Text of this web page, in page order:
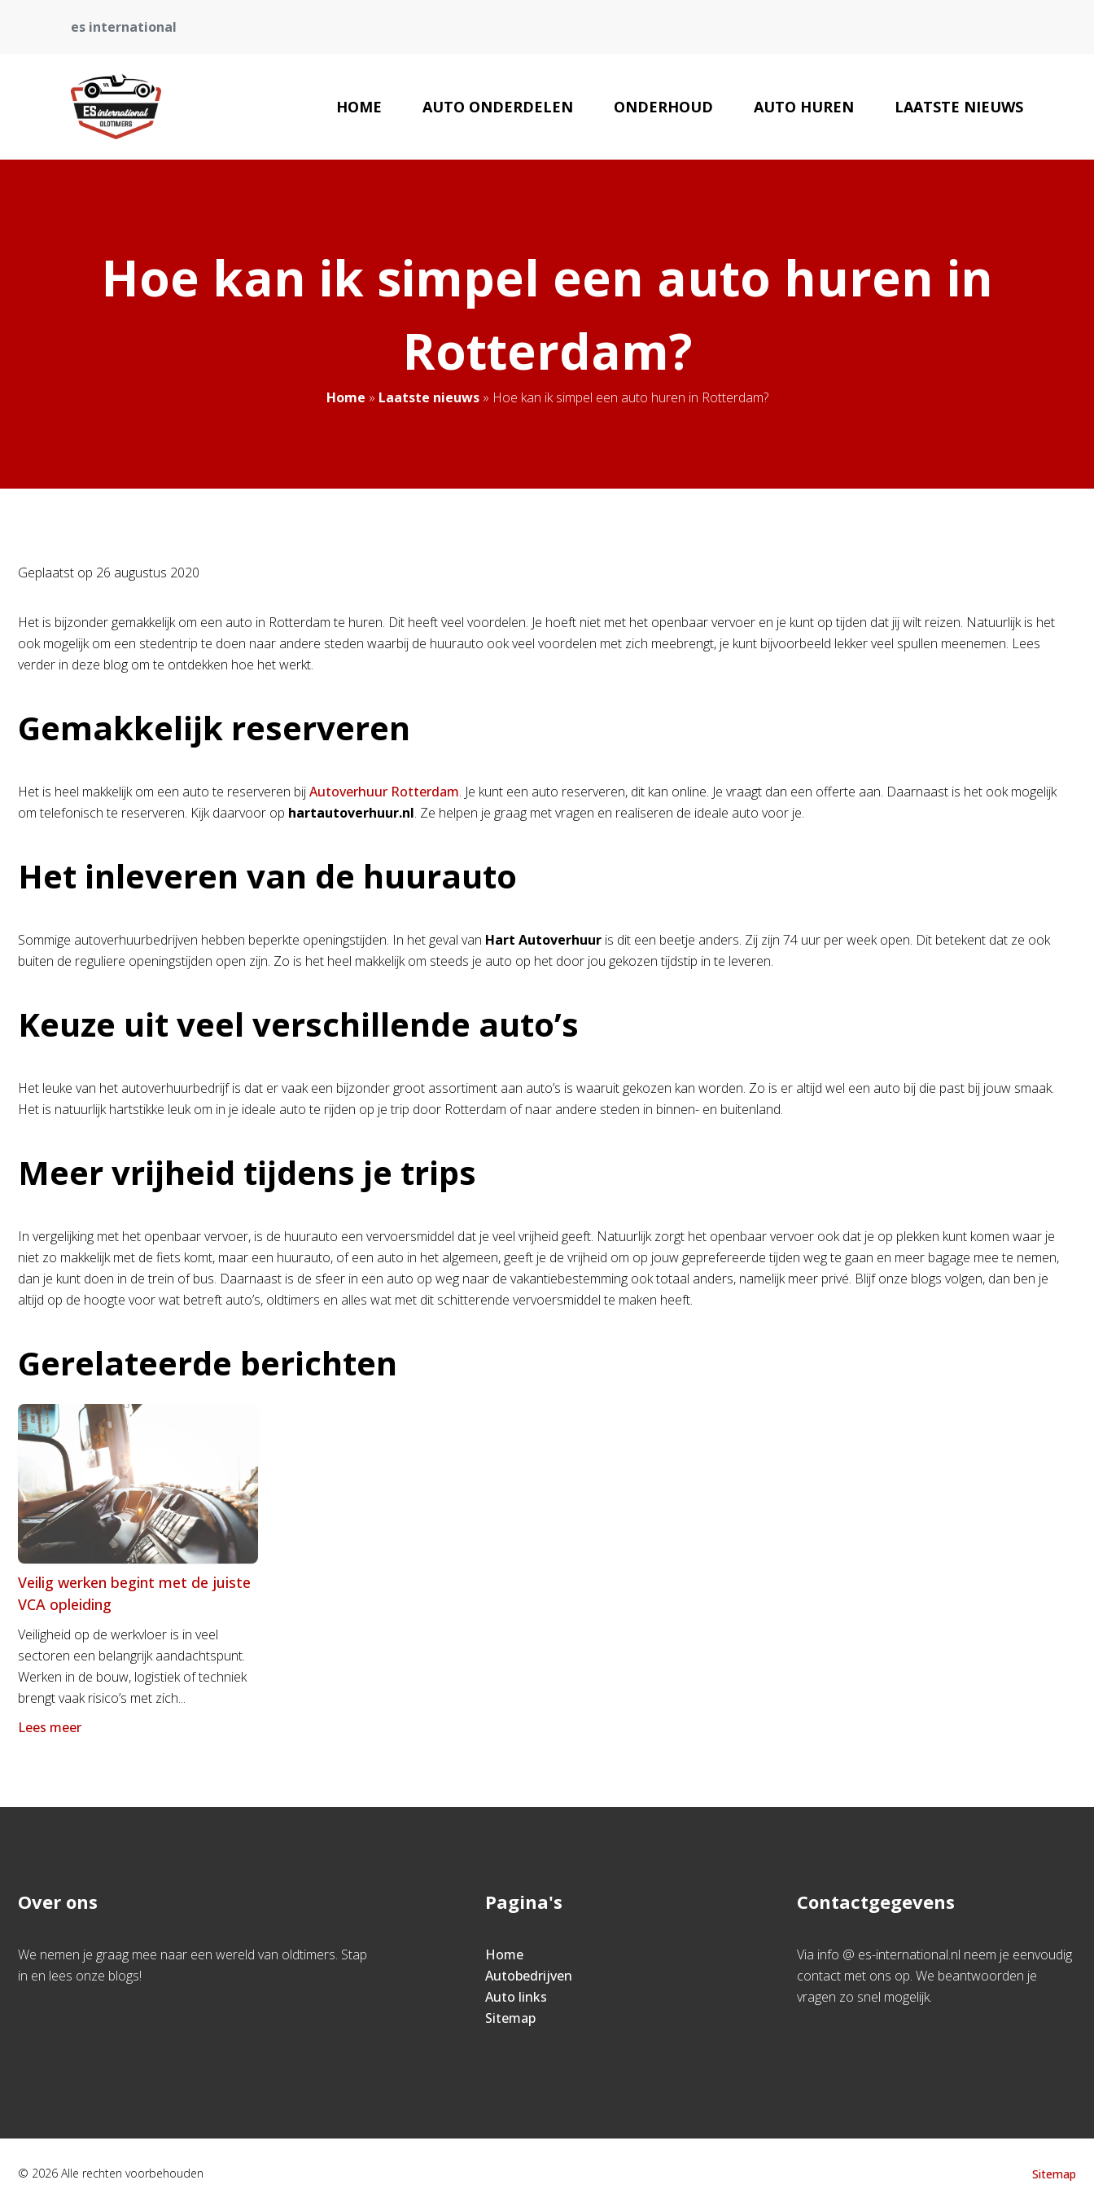
es international
HOME AUTO ONDERDELEN ONDERHOUD AUTO HUREN LAATSTE NIEUWS
Hoe kan ik simpel een auto huren in
Rotterdam?
Home » Laatste nieuws» Hoe kan ik simpel een auto huren in Rotterdam?
Geplaatst op 26 augustus 2020
Het is bijzonder gemakkelijk om een auto in Rotterdam te huren. Dit heeft veel voordelen. Je hoeft niet met het openbaar vervoer en je kunt op tijden dat jij wilt reizen. Natuurlijk is het
ook mogelijk om een stedentrip te doen naar andere steden waarbij de huurauto ook veel voordelen met zich meebrengt, je kunt bijvoorbeeld lekker veel spullen meenemen. Lees
verder in deze blog om te ontdekken hoe het werkt.
Gemakkelijk reserveren
Het is heel makkelijk om een auto te reserveren bijAutoverhuur Rotterdam. Je kunt een auto reserveren, dit kan online. Je vraagt dan een offerte aan. Daarnaast is het ook mogelijk
om telefonisch te reserveren. Kijk daarvoor op hartautoverhuur.nl. Ze helpen je graag met vragen en realiseren de ideale auto voor je.
Het inleveren van de huurauto
Sommige autoverhuurbedrijven hebben beperkte openingstijden. In het geval van Hart Autoverhuur is dit een beetje anders. Zij zijn 74 uur per week open. Dit betekent dat ze ook
buiten de reguliere openingstijden open zijn. Zo is het heel makkelijk om steeds je auto op het door jou gekozen tijdstip in te leveren.
Keuze uit veel verschillende auto’s
Het leuke van het autoverhuurbedrijf is dat er vaak een bijzonder groot assortiment aan auto’s is waaruit gekozen kan worden. Zo is er altijd wel een auto bij die past bij jouw smaak.
Het is natuurlijk hartstikke leuk om in je ideale auto te rijden op je trip door Rotterdam of naar andere steden in binnen- en buitenland.
Meer vrijheid tijdens je trips
In vergelijking met het openbaar vervoer, is de huurauto een vervoersmiddel dat je veel vrijheid geeft. Natuurlijk zorgt het openbaar vervoer ook dat je op plekken kunt komen waar je
niet zo makkelijk met de fiets komt, maar een huurauto, of een auto in het algemeen, geeft je de vrijheid om op jouw geprefereerde tijden weg te gaan en meer bagage mee te nemen,
dan je kunt doen in de trein of bus. Daarnaast is de sfeer in een auto op weg naar de vakantiebestemming ook totaal anders, namelijk meer privé. Blijf onze blogs volgen, dan ben je
altijd op de hoogte voor wat betreft auto’s, oldtimers en alles wat met dit schitterende vervoersmiddel te maken heeft.
Gerelateerde berichten
Veilig werken begint met de juiste
VCA opleiding
Veiligheid op de werkvloer is in veel
sectoren een belangrijk aandachtspunt.
Werken in de bouw, logistiek of techniek
brengt vaak risico’s met zich...
Lees meer
Over ons
We nemen je graag mee naar een wereld van oldtimers. Stap
in en lees onze blogs!
Pagina's
Home
Autobedrijven
Auto links
Sitemap
Contactgegevens
Via info @ es-international.nl neem je eenvoudig
contact met ons op. We beantwoorden je
vragen zo snel mogelijk.
© 2026 Alle rechten voorbehouden Sitemap